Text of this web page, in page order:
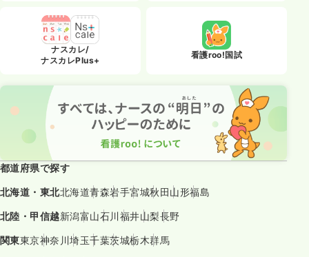
ナスカレ/
ナスカレPlus+
看護roo!国試
都道府県で探す
北海道・東北北海道青森岩手宮城秋田山形福島
北陸・甲信越新潟富山石川福井山梨長野
関東東京神奈川埼玉千葉茨城栃木群馬